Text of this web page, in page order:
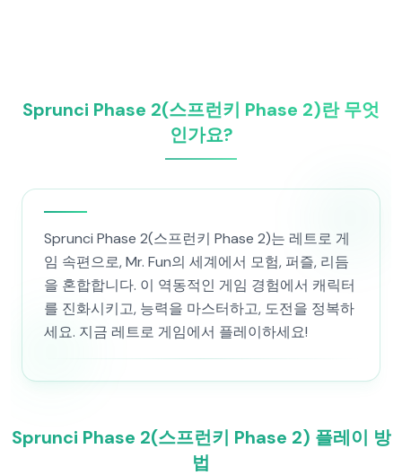
Sprunci Phase 2(스프런키 Phase 2)란 무엇
인가요?
Sprunci Phase 2(스프런키 Phase 2)는 레트로 게
임 속편으로, Mr. Fun의 세계에서 모험, 퍼즐, 리듬
을 혼합합니다. 이 역동적인 게임 경험에서 캐릭터
를 진화시키고, 능력을 마스터하고, 도전을 정복하
세요. 지금 레트로 게임에서 플레이하세요!
Sprunci Phase 2(스프런키 Phase 2) 플레이 방
법